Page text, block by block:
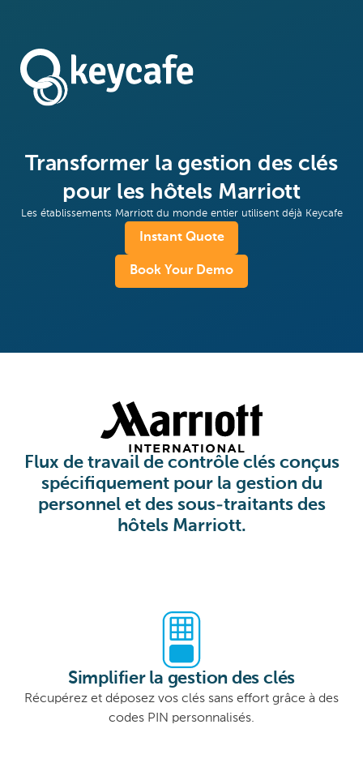
Transformer la gestion des clés
pour les hôtels Marriott
Les établissements Marriott du monde entier utilisent déjà Keycafe
Instant Quote
Book Your Demo
Flux de travail de contrôle clés conçus
spécifiquement pour la gestion du
personnel et des sous-traitants des
hôtels Marriott.
Simplifier la gestion des clés
Récupérez et déposez vos clés sans effort grâce à des
codes PIN personnalisés.